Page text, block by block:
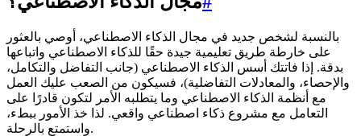
بالنسبة لشخص جديد في مجال الذكاء الاصطناعي، أوصي بالعثور
على خارطة طريق تعليمية جيدة حقًا للذكاء الاصطناعي واتباعها
بدقة. إذا فاتتك أسس الذكاء الاصطناعي (جانب التفاضل والتكامل،
والإحصاء، والمعادلات التفاضلية)، فسيكون من الصعب عليك العمل
مع أنظمة الذكاء الاصطناعي وما يتطلبه الأمر لتكون قادرًا على
التعامل مع مشروع ذكاء اصطناعي واقعي. لذا خذ الأمور ببطء،
واستمتع بالرحلة.